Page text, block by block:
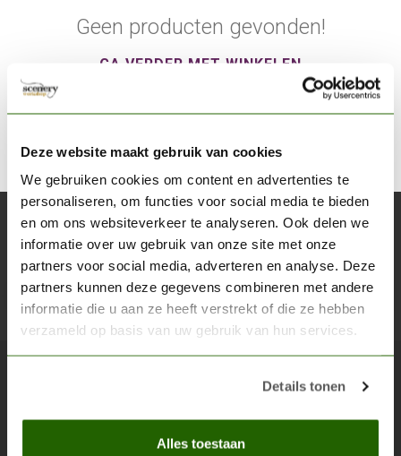
Deze website maakt gebruik van cookies
We gebruiken cookies om content en advertenties te
personaliseren, om functies voor social media te bieden
en om ons websiteverkeer te analyseren. Ook delen we
informatie over uw gebruik van onze site met onze
partners voor social media, adverteren en analyse. Deze
partners kunnen deze gegevens combineren met andere
informatie die u aan ze heeft verstrekt of die ze hebben
verzameld op basis van uw gebruik van hun services.
Details tonen
Alles toestaan
Geen producten gevonden!
GA VERDER MET WINKELEN
Abonneer je op onze nieuwsbrief
Blijf op de hoogte over onze laatste acties
Alles voor je miniature wargaming en scenery